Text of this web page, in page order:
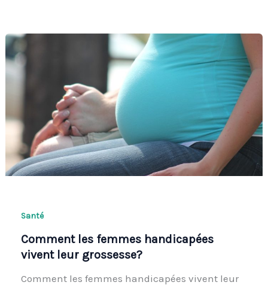
Santé
Comment les femmes handicapées
vivent leur grossesse?
Comment les femmes handicapées vivent leur